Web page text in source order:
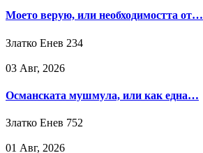
Моето верую, или необходимостта от…
Златко Енев 234
03 Авг, 2026
Османската мушмула, или как една…
Златко Енев 752
01 Авг, 2026